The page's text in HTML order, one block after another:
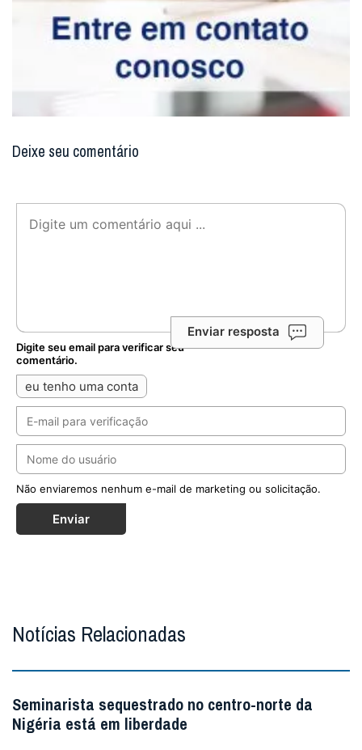
Deixe seu comentário
Enviar resposta
Digite seu email para verificar seu
comentário.
eu tenho uma conta
Não enviaremos nenhum e-mail de marketing ou solicitação.
Enviar
Notícias Relacionadas
Seminarista sequestrado no centro-norte da
Nigéria está em liberdade